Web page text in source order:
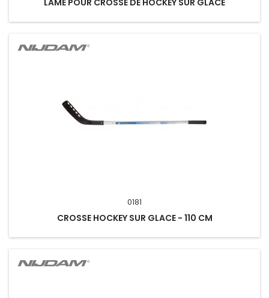
0181
CROSSE HOCKEY SUR GLACE - 110 CM